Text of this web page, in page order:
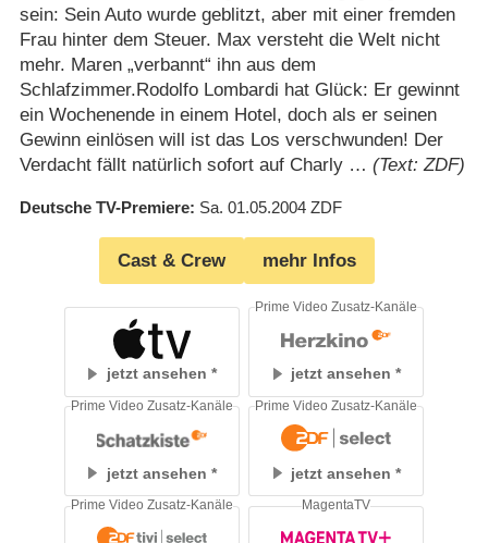
sein: Sein Auto wurde geblitzt, aber mit einer fremden
Frau hinter dem Steuer. Max versteht die Welt nicht
mehr. Maren „verbannt“ ihn aus dem
Schlafzimmer.Rodolfo Lombardi hat Glück: Er gewinnt
ein Wochenende in einem Hotel, doch als er seinen
Gewinn einlösen will ist das Los verschwunden! Der
Verdacht fällt natürlich sofort auf Charly … (Text: ZDF)
Deutsche TV-Premiere Sa. 01.05.2004 ZDF
Cast & Crew mehr Infos
jetzt ansehen jetzt ansehen
Prime Video Zusatz-Kanäle
jetzt ansehen
Prime Video Zusatz-Kanäle
jetzt ansehen
Prime Video Zusatz-Kanäle
Prime Video Zusatz-Kanäle MagentaTV